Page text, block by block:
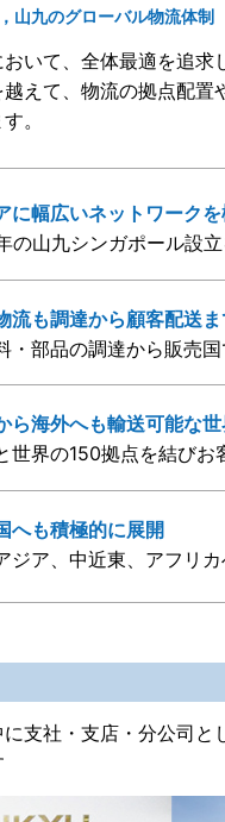
山九のグローバル物流体制
いて、全体最適を追求
えて、物流の拠点配
。
に幅広いネットワーク
の山九シンガポール設
流も調達から顧客配送
・部品の調達から販売
ら海外へも輸送可能な
世界の150拠点を結びお
へも積極的に展開
ジア、中近東、アフリ
支社・支店・分公司